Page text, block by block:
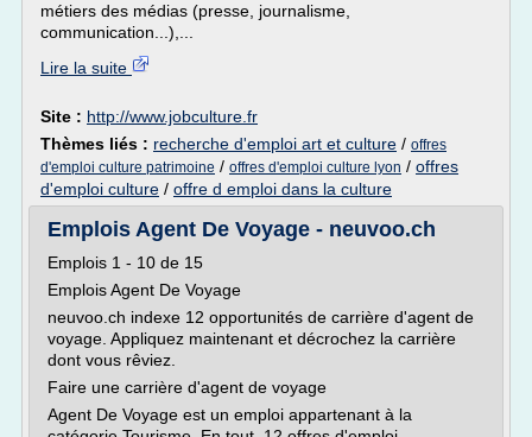
métiers des médias (presse, journalisme,
communication...),...
Lire la suite
Site : http://www.jobculture.fr
Thèmes liés : recherche d'emploi art et culture / offres
d'emploi culture patrimoine / offres d'emploi culture lyon / offres
d'emploi culture / offre d emploi dans la culture
Emplois Agent De Voyage - neuvoo.ch
Emplois 1 - 10 de 15
Emplois Agent De Voyage
neuvoo.ch indexe 12 opportunités de carrière d'agent de
voyage. Appliquez maintenant et décrochez la carrière
dont vous rêviez.
Faire une carrière d'agent de voyage
Agent De Voyage est un emploi appartenant à la